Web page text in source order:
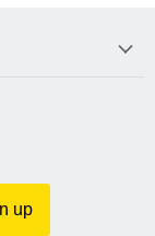
up